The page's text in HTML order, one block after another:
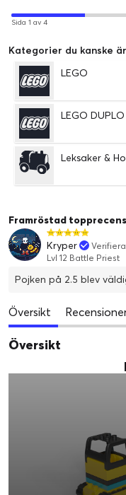
Sida 1 av 4
Kategorier du kanske
LEGO
LEGO DUPLO
Leksaker &
Framröstad
Kryper
Lvl 12 Battle Priest
Pojken på 2.5 blev
Översikt
Översikt